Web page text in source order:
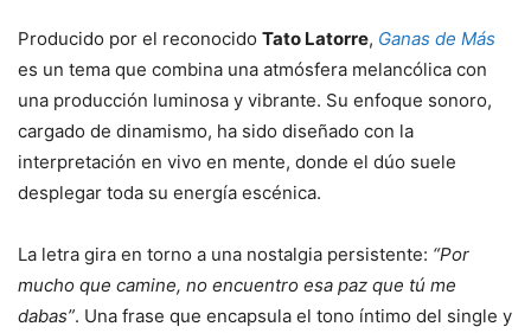
Producido por el reconocido Tato Latorre, Ganas de Más
es un tema que combina una atmósfera melancólica con
una producción luminosa y vibrante. Su enfoque sonoro,
cargado de dinamismo, ha sido diseñado con la
interpretación en vivo en mente, donde el dúo suele
desplegar toda su energía escénica.
La letra gira en torno a una nostalgia persistente: “Por
mucho que camine, no encuentro esa paz que tú me
dabas”. Una frase que encapsula el tono íntimo del single y